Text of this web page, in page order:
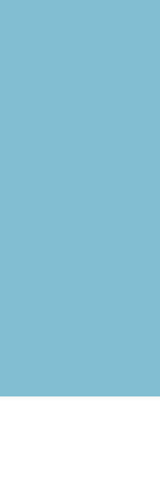
ha ryggen fri när
du direkt kan
lis­tor, lap­par och
kursen, ska­par du